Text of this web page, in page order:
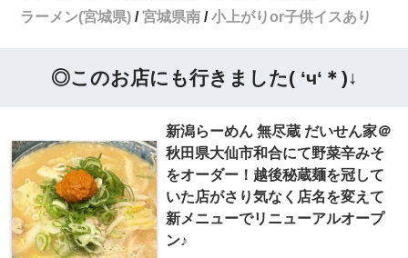
ラーメン(宮城県)
宮城県南 小上がりor子供イスあり
◎このお店にも行きました( ‘ч‘＊)↓
新潟らーめん 無尽蔵 だいせん家＠
秋田県大仙市和合にて野菜辛みそ
をオーダー！越後秘蔵麺を冠して
いた店がさり気なく店名を変えて
新メニューでリニューアルオープ
ン♪